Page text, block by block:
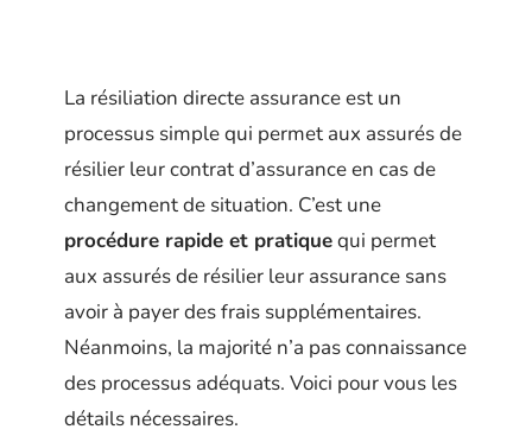
La résiliation directe assurance est un
processus simple qui permet aux assurés de
résilier leur contrat d’assurance en cas de
changement de situation. C’est une
procédure rapide et pratiquequi permet
aux assurés de résilier leur assurance sans
avoir à payer des frais supplémentaires.
Néanmoins, la majorité n’a pas connaissance
des processus adéquats. Voici pour vous les
détails nécessaires.